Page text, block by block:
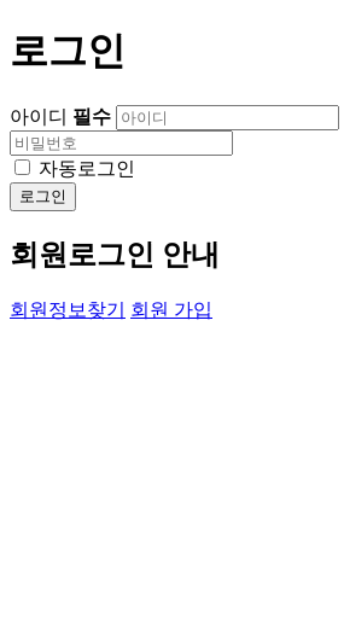
로그인
아이디 필수
자동로그인
로그인
회원로그인 안내
회원정보찾기 회원 가입